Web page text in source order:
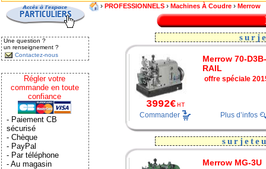
Une question ?
un renseignement ?
Contactez-nous
Régler votre
commande en toute
confiance
- Paiement CB
sécurisé
- Chèque
- PayPal
- Par téléphone
- Au magasin
› PROFESSIONNELS › Machines À Coudre › Merrow
Merrow 70-
RAIL
offre spéciale
3992€ HT
Commander Plus d’infos
Merrow MG-3U